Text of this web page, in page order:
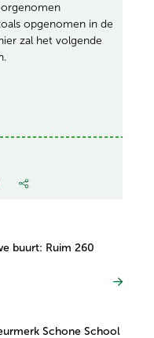
opgenomen in de
zal het volgende
buurt: Ruim 260
Schone School